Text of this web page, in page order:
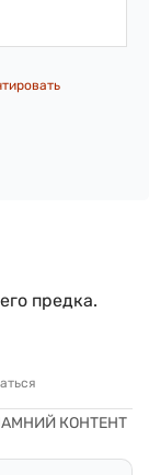
предка.